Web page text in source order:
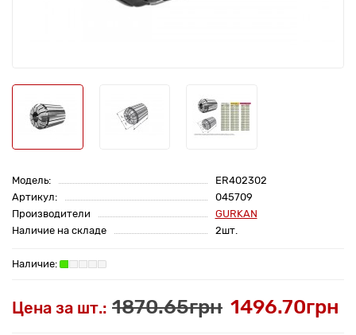
Модель:
ER402302
Артикул:
045709
Производители
GURKAN
Наличие на складе
2шт.
Цена за шт.: 1870.65грн 1496.70грн